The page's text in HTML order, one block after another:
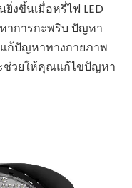
งขึ้นเมื่อหรี่ไฟ LED
การกะพริบ ปัญหา
ก้ปัญหาทางกายภาพ
ะช่วยให้คุณแก้ไขปัญหา